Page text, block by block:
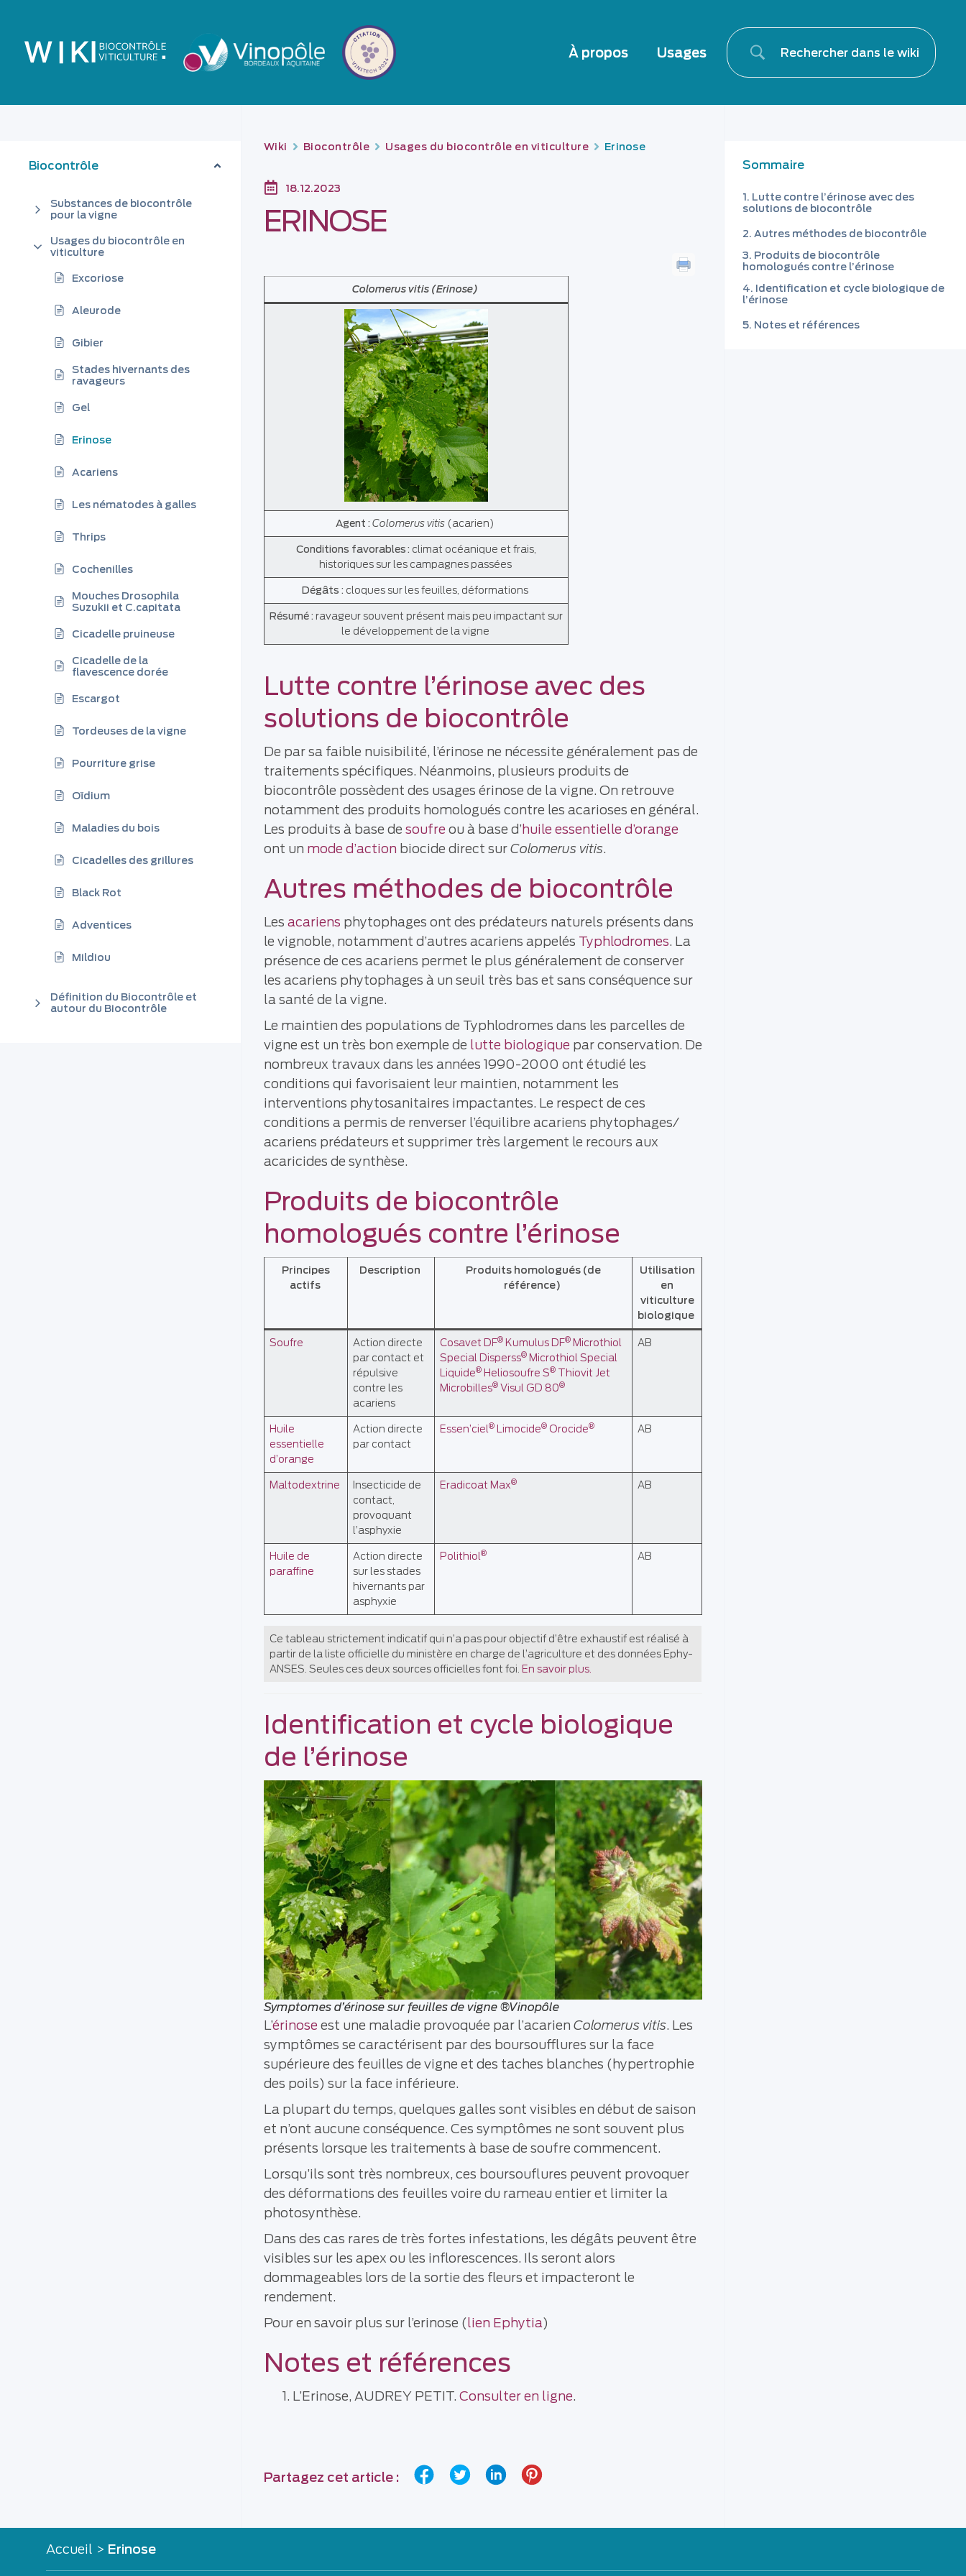
À propos Usages
Biocontrôle
Substances de biocontrôle
pour la vigne
Usages du biocontrôle en
viticulture
Excoriose
Aleurode
Gibier
Stades hivernants des
ravageurs
Gel
Erinose
Acariens
Les nématodes à galles
Thrips
Cochenilles
Mouches Drosophila
Suzukii et C.capitata
Cicadelle pruineuse
Cicadelle de la
flavescence dorée
Escargot
Tordeuses de la vigne
Pourriture grise
Oïdium
Maladies du bois
Cicadelles des grillures
Black Rot
Adventices
Mildiou
Définition du Biocontrôle et
autour du Biocontrôle
Wiki Biocontrôle Usages du biocontrôle en viticulture Erinose
18.12.2023
ERINOSE
Colomerus vitis (Erinose)
Agent : Colomerusvitis (acarien)
Conditions favorables : climat océanique et frais,
historiques sur les campagnes passées
Dégâts : cloques sur les feuilles, déformations
Résumé : ravageur souvent présent mais peu impactant sur
le développement de la vigne
Lutte contre l’érinose avec des
solutions de biocontrôle
De par sa faible nuisibilité, l’érinose ne nécessite généralement pas de
traitements spécifiques. Néanmoins, plusieurs produits de
biocontrôle possèdent des usages érinose de la vigne. On retrouve
notamment des produits homologués contre les acarioses en général.
Les produits à base de soufre ou à base d’huile essentielle d’orange
ont un mode d’action biocide direct surColomerus vitis.
Autres méthodes de biocontrôle
Les acariens phytophages ont des prédateurs naturels présents dans
le vignoble, notamment d’autres acariens appelés Typhlodromes. La
présence de ces acariens permet le plus généralement de conserver
les acariens phytophages à un seuil très bas et sans conséquence sur
la santé de la vigne.
Le maintien des populations de Typhlodromes dans les parcelles de
vigne est un très bon exemple de lutte biologique par conservation. De
nombreux travaux dans les années 1990-2000 ont étudié les
conditions qui favorisaient leur maintien, notamment les
interventions phytosanitaires impactantes. Le respect de ces
conditions a permis de renverser l’équilibre acariens phytophages/
acariens prédateurs et supprimer très largement le recours aux
acaricides de synthèse.
Produits de biocontrôle
homologués contre l’érinose
Principes
actifs
Description Produits homologués (de
référence)
Utilisation
en
viticulture
biologique
Soufre
Action directe
par contact et
répulsive
contre les
acariens
Cosavet DF® Kumulus DF® Microthiol
Special Disperss® Microthiol Special
Liquide® Heliosoufre S® Thiovit Jet
Microbilles® Visul GD 80®
AB
Huile
essentielle
d’orange
Action directe
par contact
Essen’ciel® Limocide® Orocide® AB
Maltodextrine
Insecticide de
contact,
provoquant
l’asphyxie
Eradicoat Max® AB
Huile de
paraffine
Action directe
sur les stades
hivernants par
asphyxie
Polithiol® AB
Ce tableau strictement indicatif qui n’a pas pour objectif d’être exhaustif est réalisé à
partir de la liste officielle du ministère en charge de l’agriculture et des données Ephy-
ANSES. Seules ces deux sources officielles font foi. En savoir plus.
Identification et cycle biologique
de l’érinose
Symptomes d’érinose sur feuilles de vigne ®Vinopôle
L’érinose est une maladie provoquée par l’acarien Colomerus vitis. Les
symptômes se caractérisent par des boursoufflures sur la face
supérieure des feuilles de vigne et des taches blanches (hypertrophie
des poils) sur la face inférieure.
La plupart du temps, quelques galles sont visibles en début de saison
et n’ont aucune conséquence. Ces symptômes ne sont souvent plus
présents lorsque les traitements à base de soufre commencent.
Lorsqu’ils sont très nombreux, ces boursouflures peuvent provoquer
des déformations des feuilles voire du rameau entier et limiter la
photosynthèse.
Dans des cas rares de très fortes infestations, les dégâts peuvent être
visibles sur les apex ou les inflorescences. Ils seront alors
dommageables lors de la sortie des fleurs et impacteront le
rendement.
Pour en savoir plus sur l’erinose (lien Ephytia)
Notes et références
L’Erinose, AUDREY PETIT. Consulter en ligne.
Partagez cet article :
Sommaire
Lutte contre l’érinose avec des
solutions de biocontrôle
Autres méthodes de biocontrôle
Produits de biocontrôle
homologués contre l’érinose
Identification et cycle biologique de
l’érinose
Notes et références
Accueil > Erinose